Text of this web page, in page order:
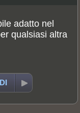
adatto nel
qualsiasi altra